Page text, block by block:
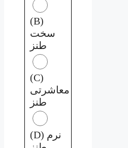
(B)
سخت
طنز
(C)
معاشرتی
طنز
(D) نرم